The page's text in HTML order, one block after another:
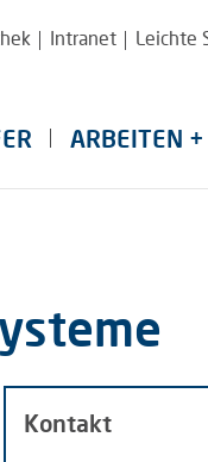
Intranet Leichte
ARBEITEN
Kontakt